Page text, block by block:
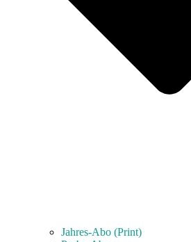
Jahres-Abo (Print)